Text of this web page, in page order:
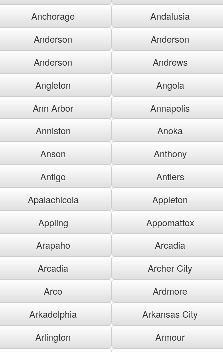
Anchorage
Andalusia
Anderson
Anderson
Anderson
Andrews
Angleton
Angola
Ann Arbor
Annapolis
Anniston
Anoka
Anson
Anthony
Antigo
Antlers
Apalachicola
Appleton
Appling
Appomattox
Arapaho
Arcadia
Arcadia
Archer City
Arco
Ardmore
Arkadelphia
Arkansas City
Arlington
Armour